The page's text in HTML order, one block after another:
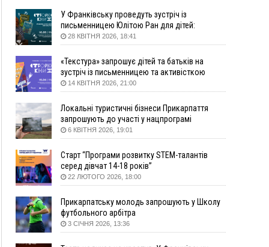
05 Серпня
19:52
У Франківську вперше прооперували немовля
без відкритої операції
пошукового загону "Плацдарм" Олексій Юков
18:11
СБС за дві доби уразили 13 енергооб'єктів на
окупованих територіях
17:20
Українці подали рекордну кількість заяв до
університетів. Які спеціальності обирають
16:43
Зарплати на Прикарпатті за місяць зросли на
16:14
Франківець, який стріляв біля АЗС, вийшов під
заставу та був повторно затриманий
15:54
Прикарпатець прийшов у Пенсійний та заявив
поліції про гранату, бо йому не нарахували
пенсію
14:59
У Болгарії затримали прикарпатця, який
У Франківську проведуть зустріч із
письменницею Юлітою Ран для дітей:
говоритимуть про серію книг про Мавку
28 КВІТНЯ 2026, 18:41
«Текстура» запрошує дітей та батьків на
зустріч із письменницею та активісткою
Анною Повх
14 КВІТНЯ 2026, 21:00
Локальні туристичні бізнеси Прикарпаття
запрошують до участі у нацпрограмі
«Подорож до себе»
6 КВІТНЯ 2026, 19:01
Старт “Програми розвитку STEM-талантів
серед дівчат 14-18 років”
22 ЛЮТОГО 2026, 18:00
Прикарпатську молодь запрошують у Школу
футбольного арбітра
3 СІЧНЯ 2026, 13:36